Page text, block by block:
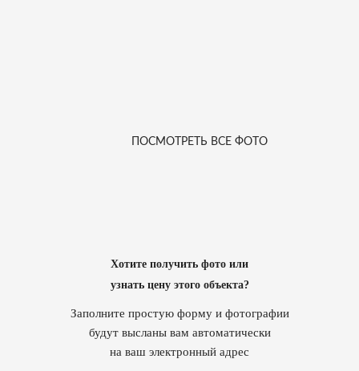
ПОСМОТРЕТЬ ВСЕ ФОТО
Хотите получить фото или
узнать цену этого объекта?
Заполните простую форму и фотографии
будут высланы вам автоматически
на ваш электронный адрес